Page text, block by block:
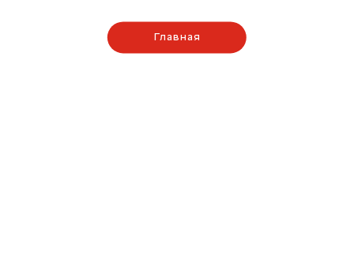
Главная